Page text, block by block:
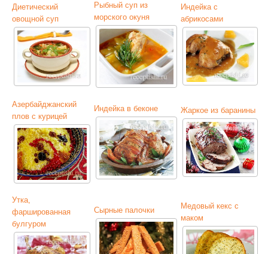
Диетический
овощной суп
Рыбный суп из
морского окуня
Индейка с
абрикосами
Азербайджанский
плов с курицей
Индейка в беконе Жаркое из баранины
Утка,
фаршированная
булгуром
Сырные палочки
Медовый кекс с
маком